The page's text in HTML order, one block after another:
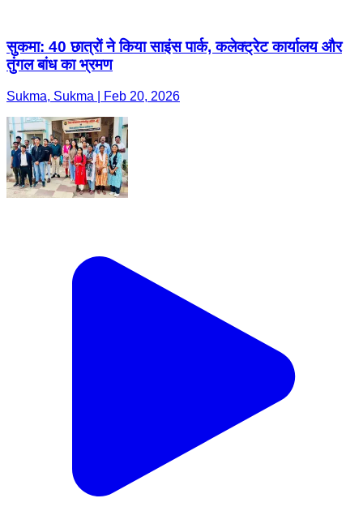
सुकमा: 40 छात्रों ने किया साइंस पार्क, कलेक्ट्रेट कार्यालय और
तुंगल बांध का भ्रमण
Sukma, Sukma | Feb 20, 2026